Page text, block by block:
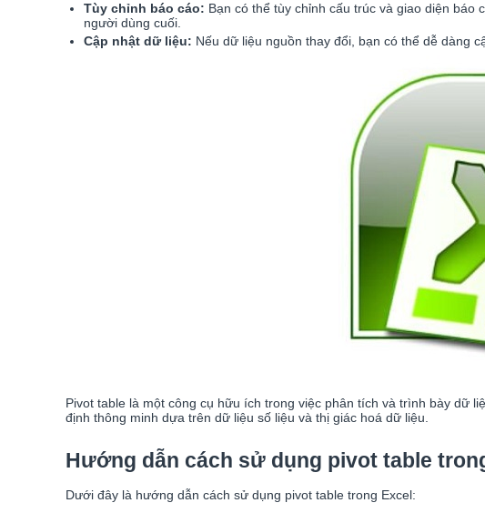
Tùy chỉnh báo cáo: Bạn có thể tùy chỉnh cấu trúc và giao diện
người dùng cuối.
Cập nhật dữ liệu: Nếu dữ liệu nguồn thay đổi, bạn có thể dễ dàng
Pivot table là một công cụ hữu ích trong việc phân tích và trình bày dữ
định thông minh dựa trên dữ liệu số liệu và thị giác hoá dữ liệu.
Hướng dẫn cách sử dụng pivot table
Dưới đây là hướng dẫn cách sử dụng pivot table trong Excel: